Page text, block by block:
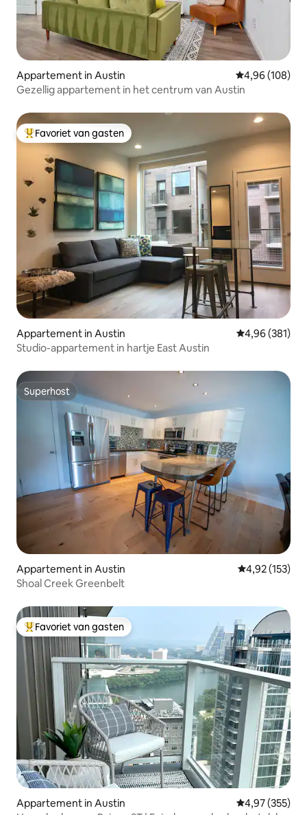
Appartement in Austin Gemiddelde
4,96 (108)
Gezellig appartement in het centrum van Austin
Topfavoriet van gasten
Favoriet van gasten
Appartement in Austin Gemiddelde
4,96 (381)
Studio-appartement in hartje East Austin
Superhost
Superhost
Appartement in Austin Gemiddelde
4,92 (153)
Shoal Creek Greenbelt
Topfavoriet van gasten
Favoriet van gasten
Appartement in Austin Gemiddelde
4,97 (355)